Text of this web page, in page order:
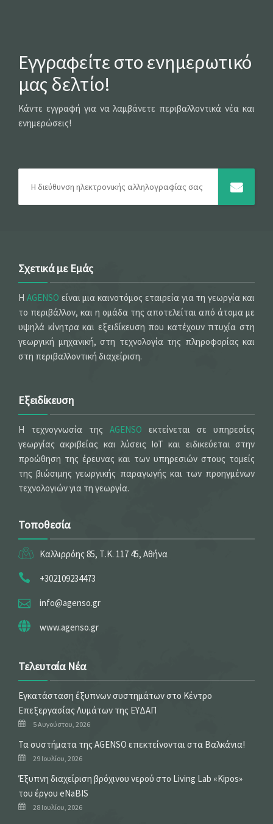
Εγγραφείτε στο ενημερωτικό
μας δελτίο!
Κάντε εγγραφή για να λαμβάνετε περιβαλλοντικά νέα και
ενημερώσεις!
Σχετικά με Εμάς
Η AGENSO είναι μια καινοτόμος εταιρεία για τη γεωργία και
το περιβάλλον, και η ομάδα της αποτελείται από άτομα με
υψηλά κίνητρα και εξειδίκευση που κατέχουν πτυχία στη
γεωργική μηχανική, στη τεχνολογία της πληροφορίας και
στη περιβαλλοντική διαχείριση.
Εξειδίκευση
Η τεχνογνωσία της AGENSO εκτείνεται σε υπηρεσίες
γεωργίας ακριβείας και λύσεις IoT και ειδικεύεται στην
προώθηση της έρευνας και των υπηρεσιών στους τομείς
της βιώσιμης γεωργικής παραγωγής και των προηγμένων
τεχνολογιών για τη γεωργία.
Τοποθεσία
Καλλιρρόης 85, Τ.Κ. 117 45, Αθήνα
+302109234473
info@agenso.gr
www.agenso.gr
Τελευταία Νέα
Εγκατάσταση έξυπνων συστημάτων στο Κέντρο
Επεξεργασίας Λυμάτων της ΕΥΔΑΠ
5 Αυγούστου, 2026
Τα συστήματα της AGENSO επεκτείνονται στα Βαλκάνια!
29 Ιουλίου, 2026
Έξυπνη διαχείριση βρόχινου νερού στο Living Lab «Kipos»
του έργου eNaBIS
28 Ιουλίου, 2026